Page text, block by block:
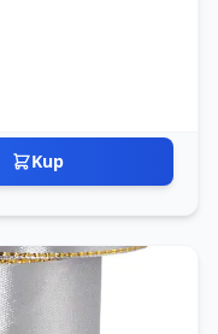
Kup